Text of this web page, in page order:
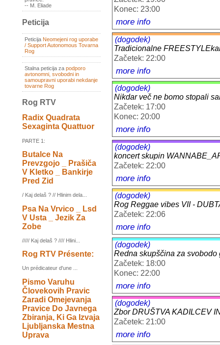
-- M. Eliade
Peticija
Peticija Neomejeni rog uporabe
/ Support Autonomous Tovarna
Rog
Stalna peticija za podporo
avtonomni, svobodni in
samoupravni uporabi nekdanje
tovarne Rog
Rog RTV
Radix Quadrata
Sexaginta Quattuor
PARTE 1:
Butalce Na
Prevzgojo _ Prašiča
V Kletko _ Bankirje
Pred Zid
/ Kaj delaš ? // Hlinim dela...
Psa Na Vrvico _ Lsd
V Usta _ Jezik Za
Zobe
///// Kaj delaš ? //// Hlini...
Rog RTV Présente:
Un prédicateur d'une ...
Pismo Varuhu
Človekovih Pravic
Zaradi Omejevanja
Pravice Do Javnega
Zbiranja, Ki Ga Izvaja
Ljubljanska Mestna
Uprava
Konec: 23:00
more info
(dogodek)
Tradicionalne
Začetek: 22:00
more info
(dogodek)
Nikdar več ne bomo stopali
Začetek: 17:00
Konec: 20:00
more info
(dogodek)
koncert skupin
Začetek: 22:00
more info
(dogodek)
Rog Reggae vibes VII -
Začetek: 22:06
more info
(dogodek)
Redna skupščina za
Začetek: 18:00
Konec: 22:00
more info
(dogodek)
Zbor DRUŠTVA KADILCEV
Začetek: 21:00
more info